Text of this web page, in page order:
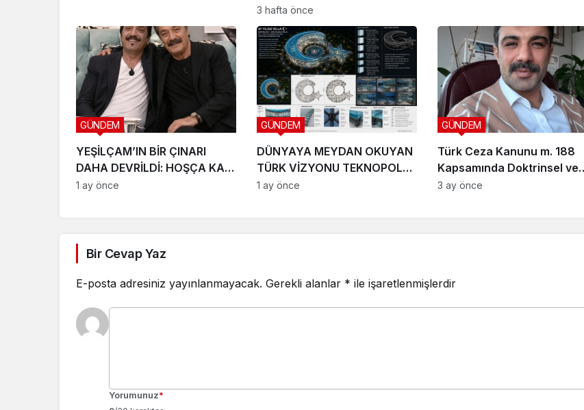
SETE ÇIKIYOR
3 hafta önce
YEŞİLÇAM’IN BİR ÇINARI
DAHA DEVRİLDİ: HOŞÇA KAL
CANIM ARKADAŞIM KADİR
GÜNDEM
1 ay önce
DÜNYAYA MEYDAN OKUYAN
TÜRK VİZYONU TEKNOPOLL
LTD. ŞTİ. ÜÇ DEV PROJEYLE
GÜNDEM
1 ay önce
Türk Ceza Kanunu m. 188
Kapsamında Doktrinsel ve
Yargısal İnceleme
GÜNDEM
3 ay önce
Bir Cevap Yaz
E-posta adresiniz yayınlanmayacak. Gerekli alanlar * ile işaretlenmişlerdir
Yorumunuz*